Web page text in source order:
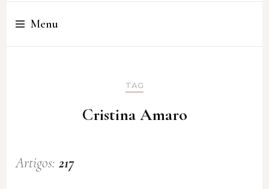
Cristina Amaro
Menu
TAG
Cristina Amaro
Artigos:217